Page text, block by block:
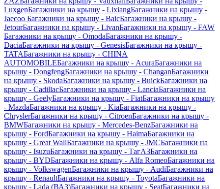
LuxgenБагажники на крышу - LixiangБагажники на крышу -
Jaecoo Багажники на крышу - BaicБагажники на крышу -
JetourБагажники на крышу - LivanБагажники на крышу - FAW
Багажники на крышу - OmodaБагажники на крышу -
DaciaБагажники на крышу - GenesisБагажники на крышу -
TATAБагажники на крышу - CHINA
AUTOMOBILEБагажники на крышу - AcuraБагажники на
крышу - DongfengБагажники на крышу - ChanganБагажники
на крышу - SkodaБагажники на крышу - BuickБагажники на
крышу - CadillacБагажники на крышу - LanciaБагажники на
крышу - GeelyБагажники на крышу - FiatБагажники на крышу
- MazdaБагажники на крышу - KiaБагажники на крышу -
ChryslerБагажники на крышу - CitroenБагажники на крышу -
BMWБагажники на крышу - Mercedes-BenzБагажники на
крышу - FordБагажники на крышу - HaimaБагажники на
крышу - Great WallБагажники на крышу - JMCБагажники на
крышу - IsuzuБагажники на крышу - ТагАЗБагажники на
крышу - BYDБагажники на крышу - Alfa RomeoБагажники на
крышу - VolkswagenБагажники на крышу - AudiБагажники на
крышу - RenaultБагажники на крышу - ToyotaБагажники на
крышу - Lada (ВАЗ)Багажники на крышу - SeatБагажники на